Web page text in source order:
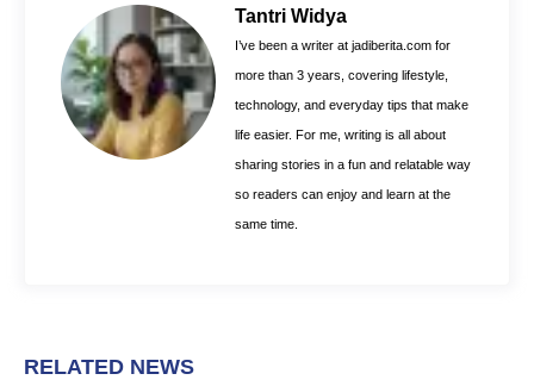
k
e
s
t
A
p
p
Tantri Widya
I’ve been a writer at jadiberita.com for
more than 3 years, covering lifestyle,
technology, and everyday tips that make
life easier. For me, writing is all about
sharing stories in a fun and relatable way
so readers can enjoy and learn at the
same time.
RELATED NEWS